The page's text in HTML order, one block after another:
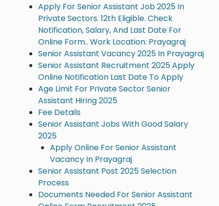
Apply For Senior Assistant Job 2025 In
Private Sectors. 12th Eligible. Check
Notification, Salary, And Last Date For
Online Form.. Work Location: Prayagraj
Senior Assistant Vacancy 2025 In Prayagraj
Senior Assistant Recruitment 2025 Apply
Online Notification Last Date To Apply
Age Limit For Private Sector Senior
Assistant Hiring 2025
Fee Details
Senior Assistant Jobs With Good Salary
2025
Apply Online For Senior Assistant
Vacancy In Prayagraj
Senior Assistant Post 2025 Selection
Process
Documents Needed For Senior Assistant